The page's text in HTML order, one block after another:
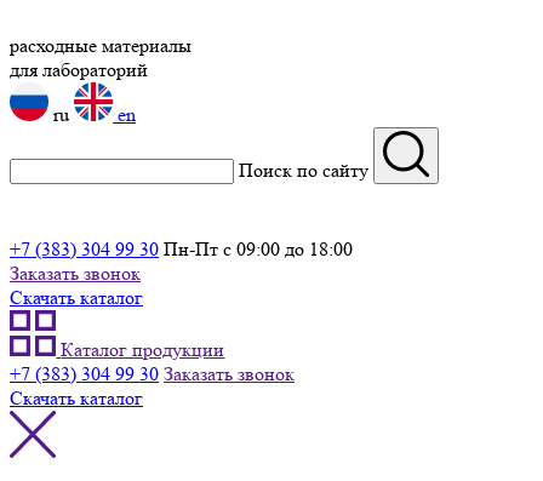
расходные материалы
для лабораторий
ru
en
Поиск по сайту
+7 (383) 304 99 30 Пн-Пт с 09:00 до 18:00
Заказать звонок
Скачать каталог
Каталог продукции
+7 (383) 304 99 30 Заказать звонок
Скачать каталог